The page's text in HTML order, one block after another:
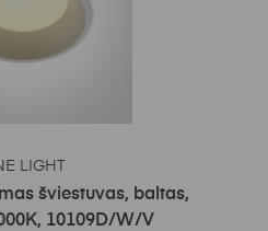
LIGHT
šviestuvas, baltas,
10109D/W/V